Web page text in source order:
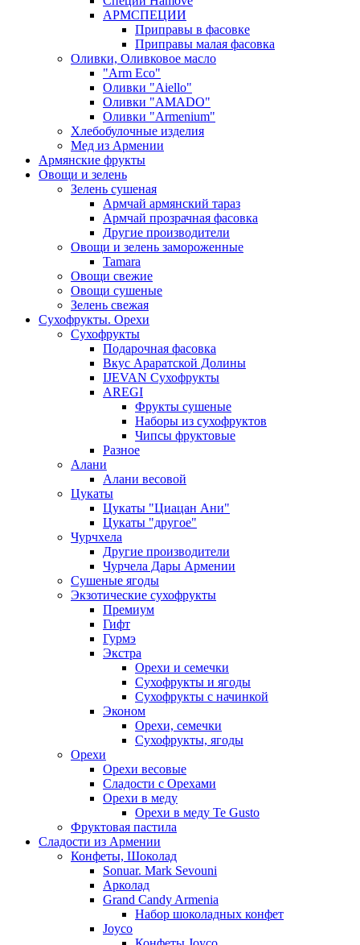
АРМСПЕЦИИ
Приправы в фасовке
Приправы малая фасовка
Оливки, Оливковое масло
"Arm Eco"
Оливки "Aiello"
Оливки "AMADO"
Оливки "Armenium"
Хлебобулочные изделия
Мед из Армении
Армянские фрукты
Овощи и зелень
Зелень сушеная
Армчай армянский тараз
Армчай прозрачная фасовка
Другие производители
Овощи и зелень замороженные
Tamara
Овощи свежие
Овощи сушеные
Зелень свежая
Сухофрукты. Орехи
Сухофрукты
Подарочная фасовка
Вкус Араратской Долины
IJEVAN Сухофрукты
AREGI
Фрукты сушеные
Наборы из сухофруктов
Чипсы фруктовые
Разное
Алани
Алани весовой
Цукаты
Цукаты "Циацан Ани"
Цукаты "другое"
Чурчхела
Другие производители
Чурчела Дары Армении
Сушеные ягоды
Экзотические сухофрукты
Премиум
Гифт
Гурмэ
Экстра
Орехи и семечки
Сухофрукты и ягоды
Сухофрукты с начинкой
Эконом
Орехи, семечки
Сухофрукты, ягоды
Орехи
Орехи весовые
Сладости с Орехами
Орехи в меду
Орехи в меду Te Gusto
Фруктовая пастила
Сладости из Армении
Конфеты, Шоколад
Sonuar. Mark Sevouni
Арколад
Grand Candy Armenia
Набор шоколадных конфет
Joyco